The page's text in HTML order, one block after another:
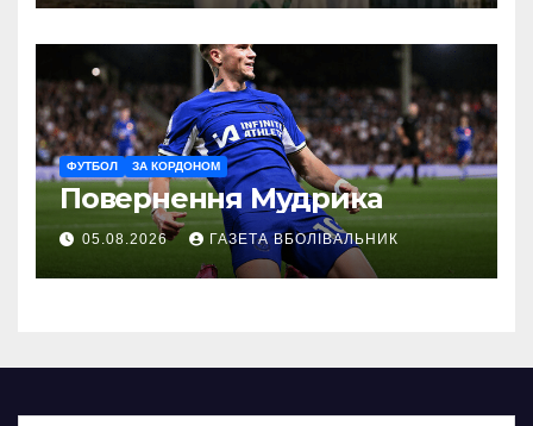
ФУТБОЛ ЗА КОРДОНОМ
Повернення Мудрика
05.08.2026 ГАЗЕТА ВБОЛІВАЛЬНИК